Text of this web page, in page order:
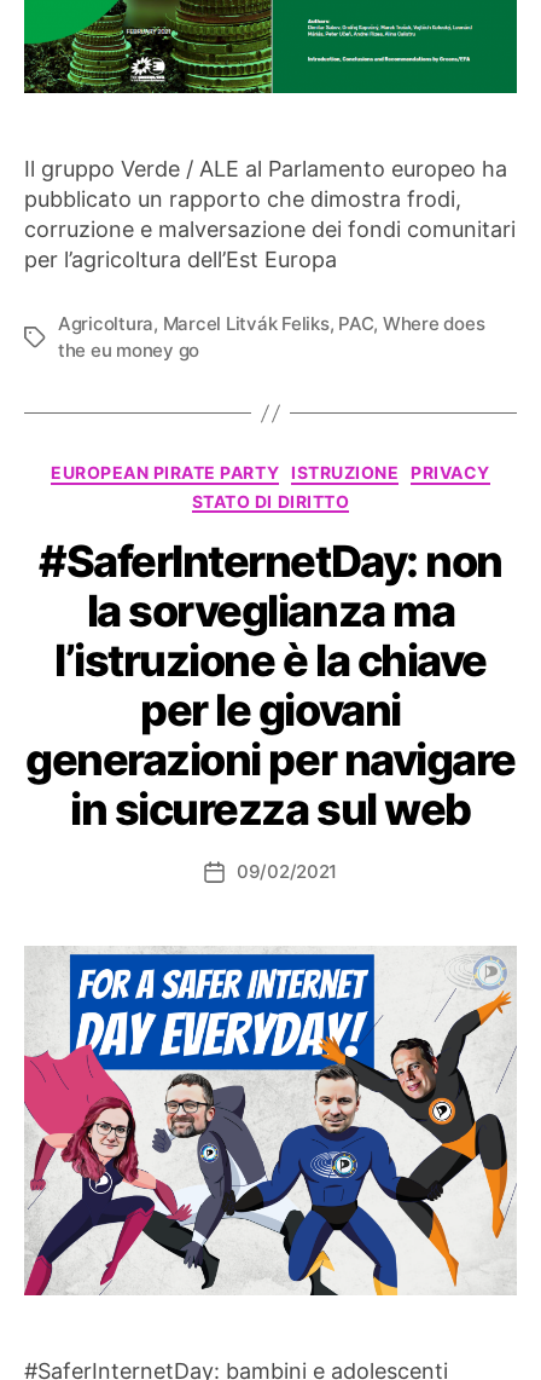
Il gruppo Verde / ALE al Parlamento europeo ha
pubblicato un rapporto che dimostra frodi,
corruzione e malversazione dei fondi comunitari
per l’agricoltura dell’Est Europa
Tag
Agricoltura, Marcel Litvák Feliks, PAC, Where does
the eu money go
Categorie
EUROPEAN PIRATE PARTY ISTRUZIONE
PRIVACY
STATO DI DIRITTO
#SaferInternetDay: non
la sorveglianza ma
l’istruzione è la chiave
per le giovani
generazioni per navigare
in sicurezza sul web
Data09/02/2021
#SaferInternetDay: bambini e adolescenti